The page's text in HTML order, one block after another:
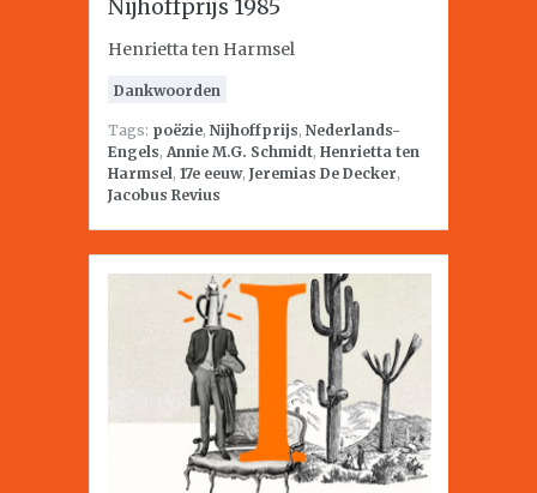
Nijhoffprijs 1985
Henrietta ten Harmsel
Dankwoorden
Tags: poëzie, Nijhoffprijs, Nederlands-
Engels, Annie M.G. Schmidt, Henrietta ten
Harmsel, 17e eeuw, Jeremias De Decker,
Jacobus Revius